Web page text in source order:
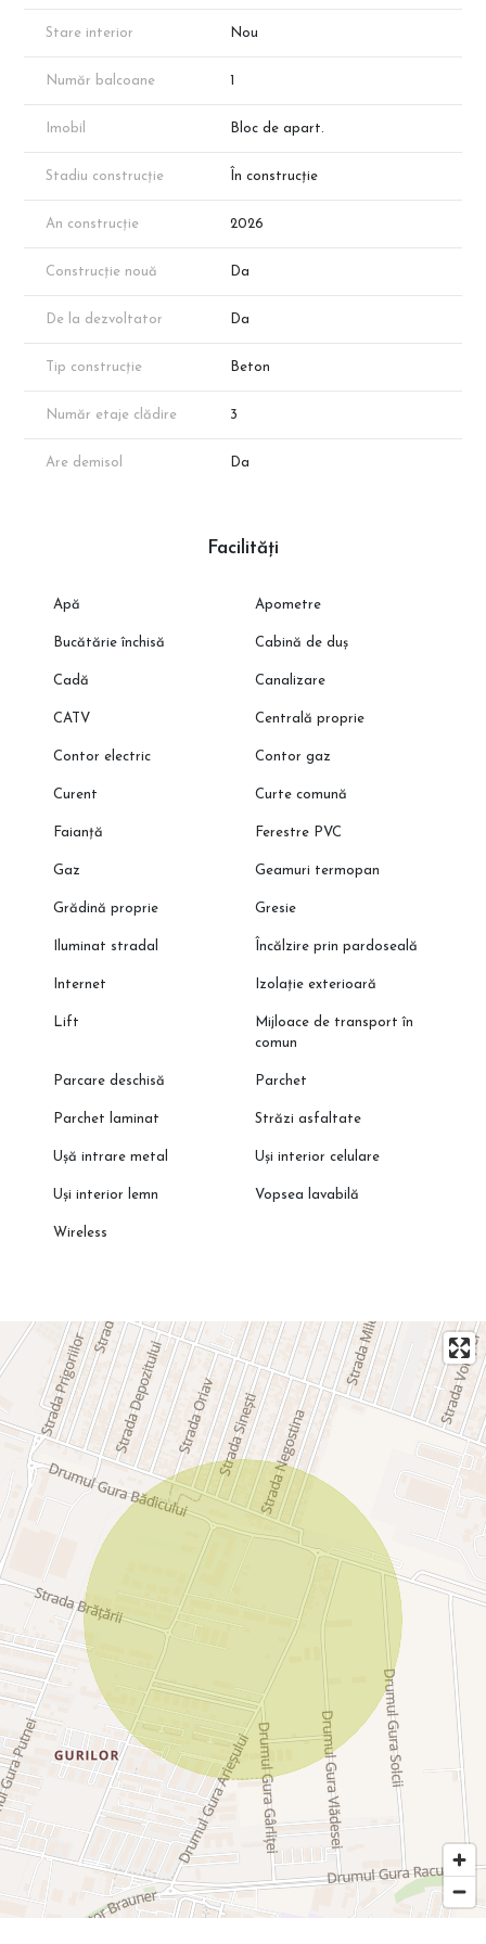
prezentare.
Programează o vizionare cu reprezentantul direct al
Stare interior Nou
Număr balcoane 1
Imobil Bloc de apart.
Stadiu construcție În construcție
An construcție 2026
Construcție nouă Da
De la dezvoltator Da
Tip construcție Beton
Număr etaje clădire 3
Are demisol Da
Facilități
Apă Apometre
Bucătărie închisă Cabină de duș
Cadă Canalizare
CATV Centrală proprie
Contor electric Contor gaz
Curent Curte comună
Faianță Ferestre PVC
Gaz Geamuri termopan
Grădină proprie Gresie
Iluminat stradal Încălzire prin pardoseală
Internet Izolație exterioară
Lift
Mijloace de transport în
comun
Parcare deschisă Parchet
Parchet laminat Străzi asfaltate
Ușă intrare metal Uși interior celulare
Uși interior lemn Vopsea lavabilă
Wireless